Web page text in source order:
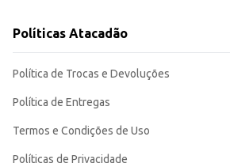
Políticas Atacadão
Política de Trocas e Devoluções
Política de Entregas
Termos e Condições de Uso
Políticas de Privacidade